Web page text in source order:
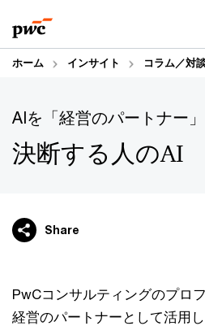
to
content
to
footer
ホーム インサイト コラム／対
AIを「経営のパートナー
決断する人のAI
Share
PwCコンサルティングのプロ
経営のパートナーとして活用